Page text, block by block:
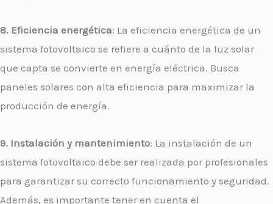
8. Eficiencia energética: La eficiencia energética de un
sistema fotovoltaico se refiere a cuánto de la luz solar
que capta se convierte en energía eléctrica. Busca
paneles solares con alta eficiencia para maximizar la
producción de energía.
9. Instalación y mantenimiento: La instalación de un
sistema fotovoltaico debe ser realizada por profesionales
para garantizar su correcto funcionamiento y seguridad.
Además, es importante tener en cuenta el